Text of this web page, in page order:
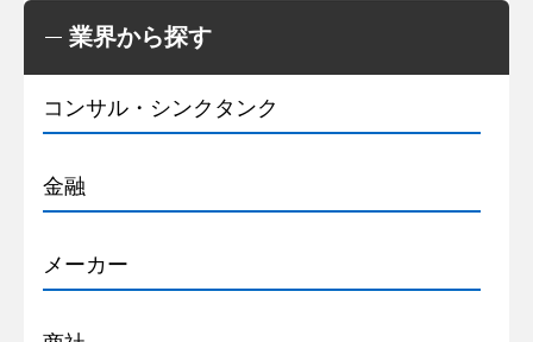
業界から探す
コンサル・シンクタンク
金融
メーカー